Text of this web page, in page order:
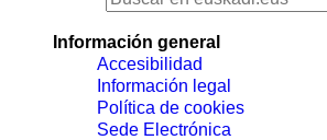
Información general
Accesibilidad
Información legal
Política de cookies
Sede Electrónica